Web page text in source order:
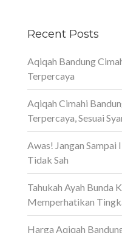
Recent Posts
Aqiqah Bandung
Terpercaya
Aqiqah Cimahi
Terpercaya, Sesuai
Awas! Jangan Sampai
Tidak Sah
Tahukah Ayah Bunda
Memperhatikan
Harga Aqiqah